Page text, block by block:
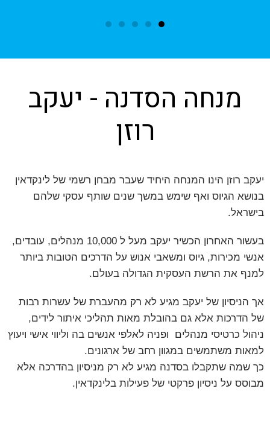
מנחה הסדנה - יעקב
רוזן
יעקב רוזן הינו המנחה היחיד שעבר מבחן רשמי של לינקדאין
בנושא הגיוס ואף שימש במשך שנים שותף עסקי שלהם
בישראל.
בעשור האחרון הכשיר יעקב מעל ל 10,000 מנהלים, עובדים,
אנשי מכירות, גיוס ומשאבי אנוש על הדרכים הטובות ביותר
למנף את הרשת העסקית הגדולה בעולם.
אך הניסיון של יעקב מגיע לא רק מהעברת של עשרות רבות
של הדרכות אלא גם בהובלת מאות תהליכי איתור לידים,
ניהול כרטיסי מנהלים ופניה לאלפי אנשים בה וליווי אישי ויעוץ
למאות משתמשים במגוון רחב של ארגונים.
כך שמה שתקבלו בסדנה מגיע לא רק מניסיון בהדרכה אלא
מבוסס על ניסיון פרקטי של פעילות בלינקדאין.